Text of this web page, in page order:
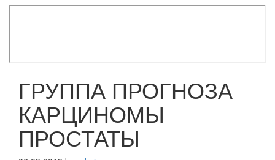
ГРУППА ПРОГНОЗА
КАРЦИНОМЫ
ПРОСТАТЫ